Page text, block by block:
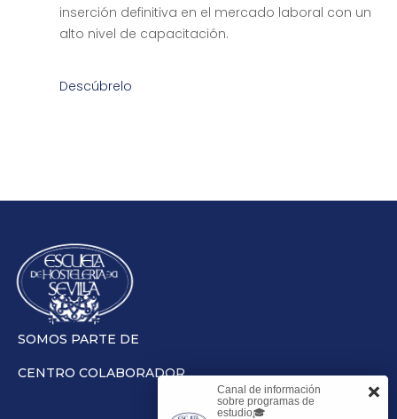
inserción definitiva en el mercado laboral con un
alto nivel de capacitación.
Descúbrelo
SOMOS PARTE DE
CENTRO COLABORADOR
Canal de información
sobre programas de
estudio🎓